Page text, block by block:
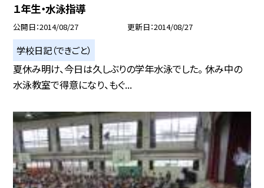
１年生・水泳指導
公開日 2014/08/27 更新日 2014/08/27
学校日記（できごと）
夏休み明け、今日は久しぶりの学年水泳でした。 休み中の
水泳教室で得意になり、もぐ...